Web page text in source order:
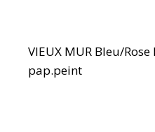
VIEUX MUR Bleu/
pap.peint